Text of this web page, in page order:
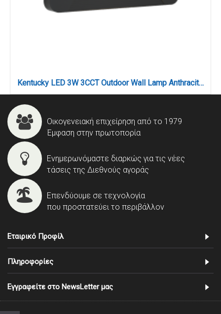
Kentucky LED 3W 3CCT Outdoor Wall Lamp Anthracite D:22cmx8cm (80202040)
Οικογενειακή επιχείρηση από το 1979
Έμφαση στην πρωτοπορία
Ενημερωνόμαστε διαρκώς για τις νέες
τάσεις της Διεθνούς αγοράς
Επενδύουμε σε τεχνολογία
που προστατεύει το περιβάλλον
Εταιρικό Προφίλ
Πληροφορίες
Εγγραφείτε στο NewsLetter μας